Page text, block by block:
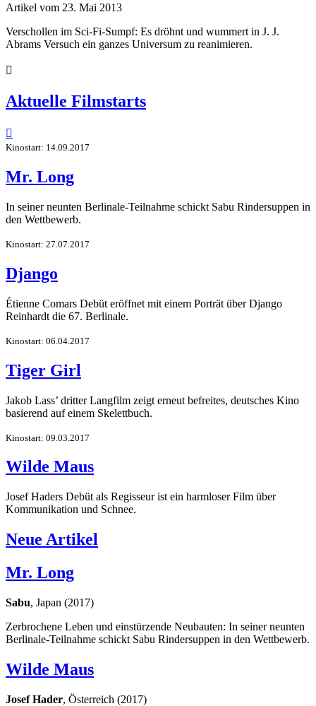
Artikel vom 23. Mai 2013
Verschollen im Sci-Fi-Sumpf: Es dröhnt und wummert in J. J.
Abrams Versuch ein ganzes Universum zu reanimieren.

Aktuelle Filmstarts

Kinostart: 14.09.2017
Mr. Long
In seiner neunten Berlinale-Teilnahme schickt Sabu Rindersuppen in
den Wettbewerb.
Kinostart: 27.07.2017
Django
Étienne Comars Debüt eröffnet mit einem Porträt über Django
Reinhardt die 67. Berlinale.
Kinostart: 06.04.2017
Tiger Girl
Jakob Lass’ dritter Langfilm zeigt erneut befreites, deutsches Kino
basierend auf einem Skelettbuch.
Kinostart: 09.03.2017
Wilde Maus
Josef Haders Debüt als Regisseur ist ein harmloser Film über
Kommunikation und Schnee.
Neue Artikel
Mr. Long
Sabu, Japan (2017)
Zerbrochene Leben und einstürzende Neubauten: In seiner neunten
Berlinale-Teilnahme schickt Sabu Rindersuppen in den Wettbewerb.
Wilde Maus
Josef Hader, Österreich (2017)